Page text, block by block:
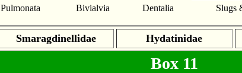
Pulmonata Bivialvia Dentalia Slugs
Smaragdinellidae Hydatinidae
Box 11